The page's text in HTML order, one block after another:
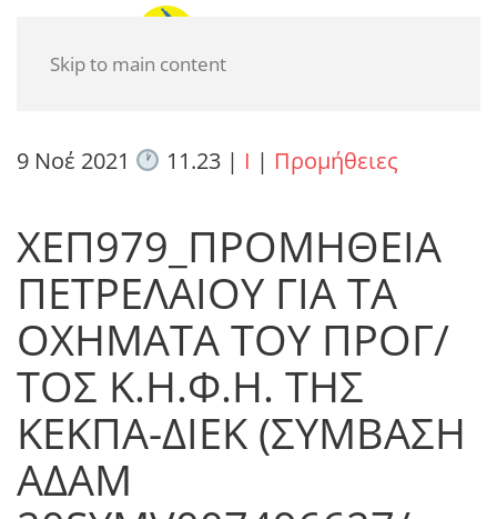
Skip to main content
9 Νοέ 2021 11.23| I | Προμήθειες
ΧΕΠ979_ΠΡΟΜΗΘΕΙΑ
ΠΕΤΡΕΛΑΙΟΥ ΓΙΑ ΤΑ
ΟΧΗΜΑΤΑ ΤΟΥ ΠΡΟΓ/
ΤΟΣ Κ.Η.Φ.Η. ΤΗΣ
ΚΕΚΠΑ-ΔΙΕΚ (ΣΥΜΒΑΣΗ
ΑΔΑΜ